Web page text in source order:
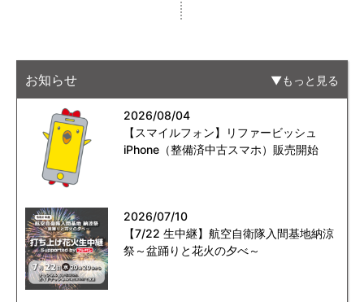
お知らせ もっと見る
2026/08/04
【スマイルフォン】リファービッシュ
iPhone（整備済中古スマホ）販売開始
2026/07/10
【7/22 生中継】航空自衛隊入間基地納涼
祭～盆踊りと花火の夕べ～